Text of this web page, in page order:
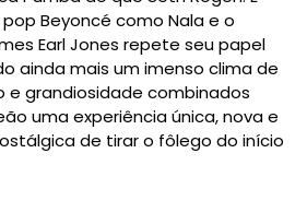
Beyoncé como Nala e o
Earl Jones repete seu papel
ainda mais um imenso clima de
e grandiosidade combinados
uma experiência única, nova e
de tirar o fôlego do início